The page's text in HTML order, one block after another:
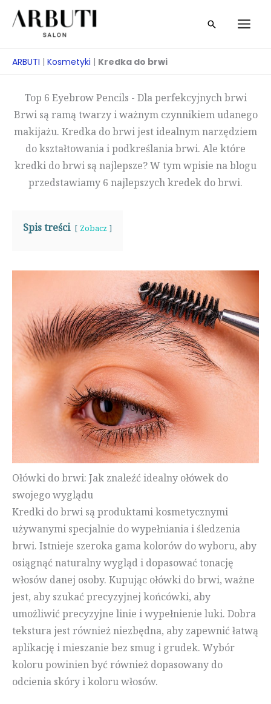
Przejdź
Szukaj
ARBUTI | Kosmetyki | Kredka do brwi
Top 6 Eyebrow Pencils - Dla perfekcyjnych brwi
Brwi są ramą twarzy i ważnym czynnikiem udanego
makijażu. Kredka do brwi jest idealnym narzędziem
do kształtowania i podkreślania brwi. Ale które
kredki do brwi są najlepsze? W tym wpisie na blogu
przedstawiamy 6 najlepszych kredek do brwi.
Spis treści Zobacz
Ołówki do brwi: Jak znaleźć idealny ołówek do
swojego wyglądu
Kredki do brwi są produktami kosmetycznymi
używanymi specjalnie do wypełniania i śledzenia
brwi. Istnieje szeroka gama kolorów do wyboru, aby
osiągnąć naturalny wygląd i dopasować tonację
włosów danej osoby. Kupując ołówki do brwi, ważne
jest, aby szukać precyzyjnej końcówki, aby
umożliwić precyzyjne linie i wypełnienie luki. Dobra
tekstura jest również niezbędna, aby zapewnić łatwą
aplikację i mieszanie bez smug i grudek. Wybór
koloru powinien być również dopasowany do
odcienia skóry i koloru włosów.